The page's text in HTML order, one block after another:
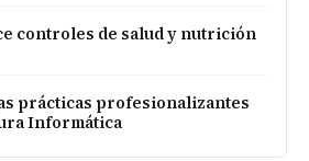
controles de salud y nutrición
prácticas profesionalizantes
Informática